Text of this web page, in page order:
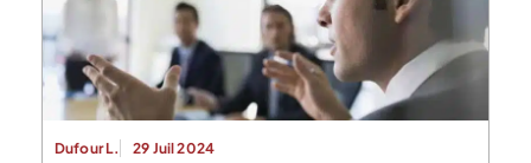
concernée, l’investisseur devient […]
Dufour L. 29 Juil 2024